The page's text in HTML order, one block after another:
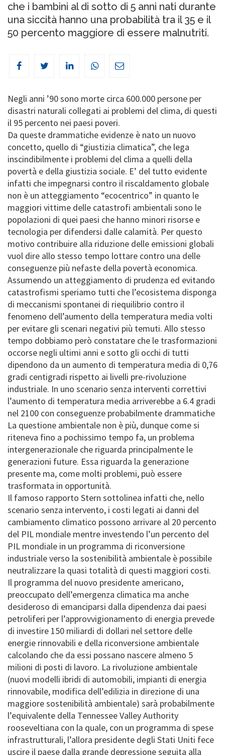
che i bambini al di sotto di 5 anni nati durante
una siccità hanno una probabilità tra il 35 e il
50 percento maggiore di essere malnutriti.
Negli anni ’90 sono morte circa 600.000 persone per
disastri naturali collegati ai problemi del clima, di questi
il 95 percento nei paesi poveri.
Da queste drammatiche evidenze è nato un nuovo
concetto, quello di “giustizia climatica”, che lega
inscindibilmente i problemi del clima a quelli della
povertà e della giustizia sociale. E’ del tutto evidente
infatti che impegnarsi contro il riscaldamento globale
non è un atteggiamento “ecocentrico” in quanto le
maggiori vittime delle catastrofi ambientali sono le
popolazioni di quei paesi che hanno minori risorse e
tecnologia per difendersi dalle calamità. Per questo
motivo contribuire alla riduzione delle emissioni globali
vuol dire allo stesso tempo lottare contro una delle
conseguenze più nefaste della povertà economica.
Assumendo un atteggiamento di prudenza ed evitando
catastrofismi speriamo tutti che l’ecosistema disponga
di meccanismi spontanei di riequilibrio contro il
fenomeno dell’aumento della temperatura media volti
per evitare gli scenari negativi più temuti. Allo stesso
tempo dobbiamo però constatare che le trasformazioni
occorse negli ultimi anni e sotto gli occhi di tutti
dipendono da un aumento di temperatura media di 0,76
gradi centigradi rispetto ai livelli pre-rivoluzione
industriale. In uno scenario senza interventi correttivi
l’aumento di temperatura media arriverebbe a 6.4 gradi
nel 2100 con conseguenze probabilmente drammatiche
La questione ambientale non è più, dunque come si
riteneva fino a pochissimo tempo fa, un problema
intergenerazionale che riguarda principalmente le
generazioni future. Essa riguarda la generazione
presente ma, come molti problemi, può essere
trasformata in opportunità.
Il famoso rapporto Stern sottolinea infatti che, nello
scenario senza intervento, i costi legati ai danni del
cambiamento climatico possono arrivare al 20 percento
del PIL mondiale mentre investendo l’un percento del
PIL mondiale in un programma di riconversione
industriale verso la sostenibilità ambientale è possibile
neutralizzare la quasi totalità di questi maggiori costi.
Il programma del nuovo presidente americano,
preoccupato dell’emergenza climatica ma anche
desideroso di emanciparsi dalla dipendenza dai paesi
petroliferi per l’approvvigionamento di energia prevede
di investire 150 miliardi di dollari nel settore delle
energie rinnovabili e della riconversione ambientale
calcolando che da essi possano nascere almeno 5
milioni di posti di lavoro. La rivoluzione ambientale
(nuovi modelli ibridi di automobili, impianti di energia
rinnovabile, modifica dell’edilizia in direzione di una
maggiore sostenibilità ambientale) sarà probabilmente
l’equivalente della Tennessee Valley Authority
rooseveltiana con la quale, con un programma di spese
infrastrutturali, l’allora presidente degli Stati Uniti fece
uscire il paese dalla grande depressione seguita alla